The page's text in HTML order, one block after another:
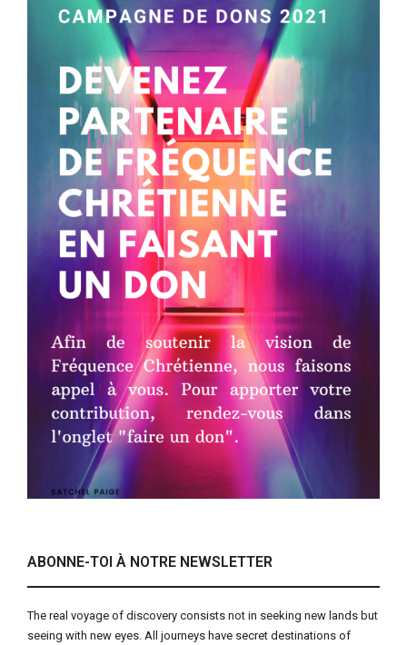
ABONNE-TOI À NOTRE NEWSLETTER
The real voyage of discovery consists not in seeking new lands but
seeing with new eyes. All journeys have secret destinations of